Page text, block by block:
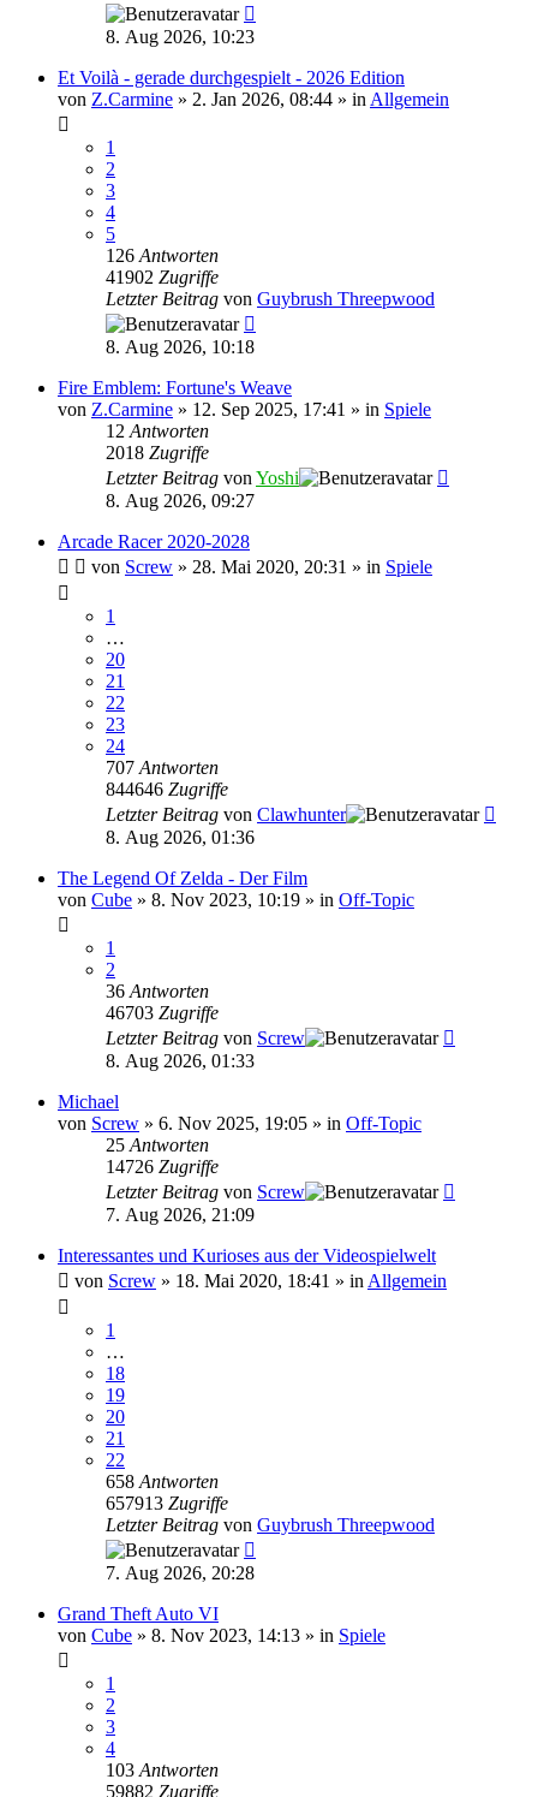
8. Aug 2026, 10:23
Et Voilà - gerade durchgespielt - 2026 Edition
von Z.Carmine » 2. Jan 2026, 08:44 » in Allgemein
1
2
3
4
5
126 Antworten
41902 Zugriffe
Letzter Beitrag von Guybrush Threepwood
8. Aug 2026, 10:18
Fire Emblem: Fortune's Weave
von Z.Carmine » 12. Sep 2025, 17:41 » in Spiele
12 Antworten
2018 Zugriffe
Letzter Beitrag von Yoshi
8. Aug 2026, 09:27
Arcade Racer 2020-2028
von Screw » 28. Mai 2020, 20:31 » in Spiele
1
…
20
21
22
23
24
707 Antworten
844646 Zugriffe
Letzter Beitrag von Clawhunter
8. Aug 2026, 01:36
The Legend Of Zelda - Der Film
von Cube » 8. Nov 2023, 10:19 » in Off-Topic
1
2
36 Antworten
46703 Zugriffe
Letzter Beitrag von Screw
8. Aug 2026, 01:33
Michael
von Screw » 6. Nov 2025, 19:05 » in Off-Topic
25 Antworten
14726 Zugriffe
Letzter Beitrag von Screw
7. Aug 2026, 21:09
Interessantes und Kurioses aus der Videospielwelt
von Screw » 18. Mai 2020, 18:41 » in Allgemein
1
…
18
19
20
21
22
658 Antworten
657913 Zugriffe
Letzter Beitrag von Guybrush Threepwood
7. Aug 2026, 20:28
Grand Theft Auto VI
von Cube » 8. Nov 2023, 14:13 » in Spiele
1
2
3
4
103 Antworten
59882 Zugriffe